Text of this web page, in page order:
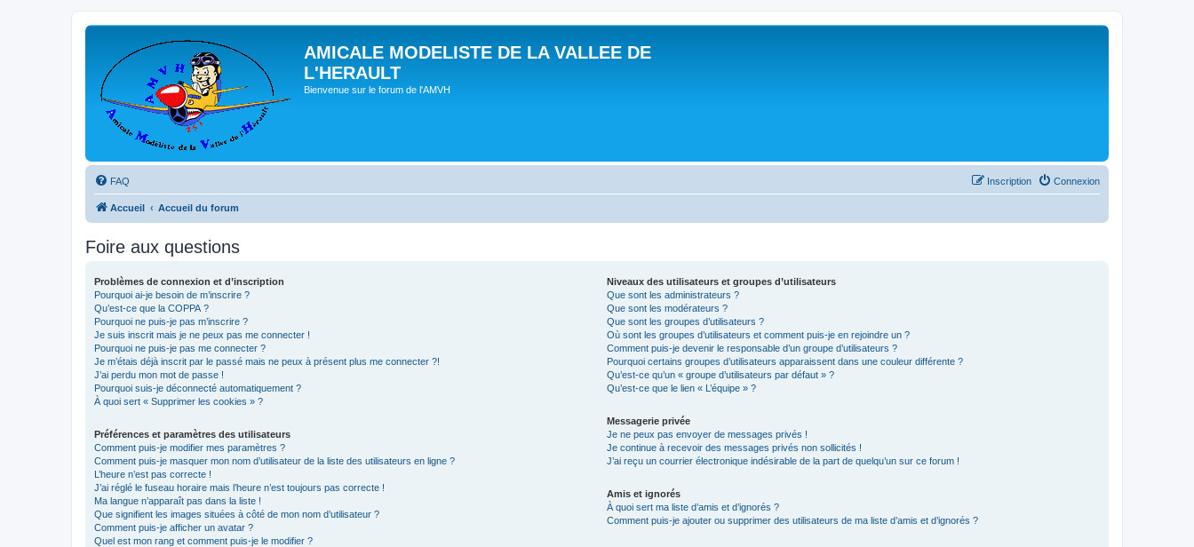
AMICALE MODELISTE DE LA VALLEE DE
L'HERAULT
Bienvenue sur le forum de l'AMVH
FAQ Connexion
Inscription
Accueil Accueil du forum
Foire aux questions
Problèmes de connexion et d’inscription
Pourquoi ai-je besoin de m’inscrire ?
Qu’est-ce que la COPPA ?
Pourquoi ne puis-je pas m’inscrire ?
Je suis inscrit mais je ne peux pas me connecter !
Pourquoi ne puis-je pas me connecter ?
Je m’étais déjà inscrit par le passé mais ne peux à présent plus me connecter ?!
J’ai perdu mon mot de passe !
Pourquoi suis-je déconnecté automatiquement ?
À quoi sert « Supprimer les cookies » ?
Préférences et paramètres des utilisateurs
Comment puis-je modifier mes paramètres ?
Comment puis-je masquer mon nom d’utilisateur de la liste des utilisateurs en ligne ?
L’heure n’est pas correcte !
J’ai réglé le fuseau horaire mais l’heure n’est toujours pas correcte !
Ma langue n’apparaît pas dans la liste !
Que signifient les images situées à côté de mon nom d’utilisateur ?
Comment puis-je afficher un avatar ?
Quel est mon rang et comment puis-je le modifier ?
Niveaux des utilisateurs et groupes d’utilisateurs
Que sont les administrateurs ?
Que sont les modérateurs ?
Que sont les groupes d’utilisateurs ?
Où sont les groupes d’utilisateurs et comment puis-je en rejoindre un ?
Comment puis-je devenir le responsable d’un groupe d’utilisateurs ?
Pourquoi certains groupes d’utilisateurs apparaissent dans une couleur différente ?
Qu’est-ce qu’un « groupe d’utilisateurs par défaut » ?
Qu’est-ce que le lien « L’équipe » ?
Messagerie privée
Je ne peux pas envoyer de messages privés !
Je continue à recevoir des messages privés non sollicités !
J’ai reçu un courrier électronique indésirable de la part de quelqu’un sur ce forum !
Amis et ignorés
À quoi sert ma liste d’amis et d’ignorés ?
Comment puis-je ajouter ou supprimer des utilisateurs de ma liste d’amis et d’ignorés ?